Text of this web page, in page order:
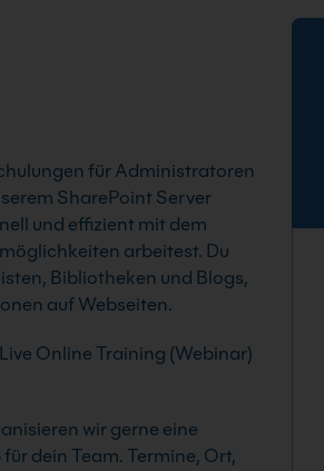
für Administratoren
SharePoint Server
und effizient mit dem
arbeitest. Du
Bibliotheken und Blogs,
auf Webseiten.
Online Training (Webinar)
wir gerne eine
dein Team. Termine, Ort,